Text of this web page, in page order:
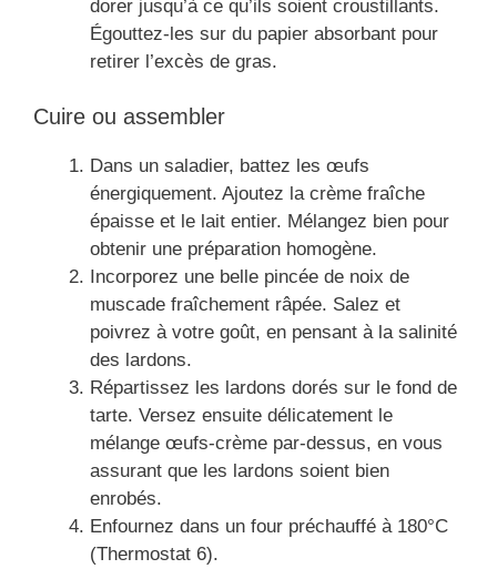
dorer jusqu’à ce qu’ils soient croustillants.
Égouttez-les sur du papier absorbant pour
retirer l’excès de gras.
Cuire ou assembler
Dans un saladier, battez les œufs
énergiquement. Ajoutez la crème fraîche
épaisse et le lait entier. Mélangez bien pour
obtenir une préparation homogène.
Incorporez une belle pincée de noix de
muscade fraîchement râpée. Salez et
poivrez à votre goût, en pensant à la salinité
des lardons.
Répartissez les lardons dorés sur le fond de
tarte. Versez ensuite délicatement le
mélange œufs-crème par-dessus, en vous
assurant que les lardons soient bien
enrobés.
Enfournez dans un four préchauffé à 180°C
(Thermostat 6).